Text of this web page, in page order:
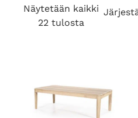
Näytetään kaikki
22 tulosta
d